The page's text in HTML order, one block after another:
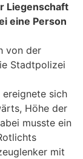
Liegenschaft
eine Person
von der
Stadtpolizei
ereignete sich
Höhe der
musste ein
mit